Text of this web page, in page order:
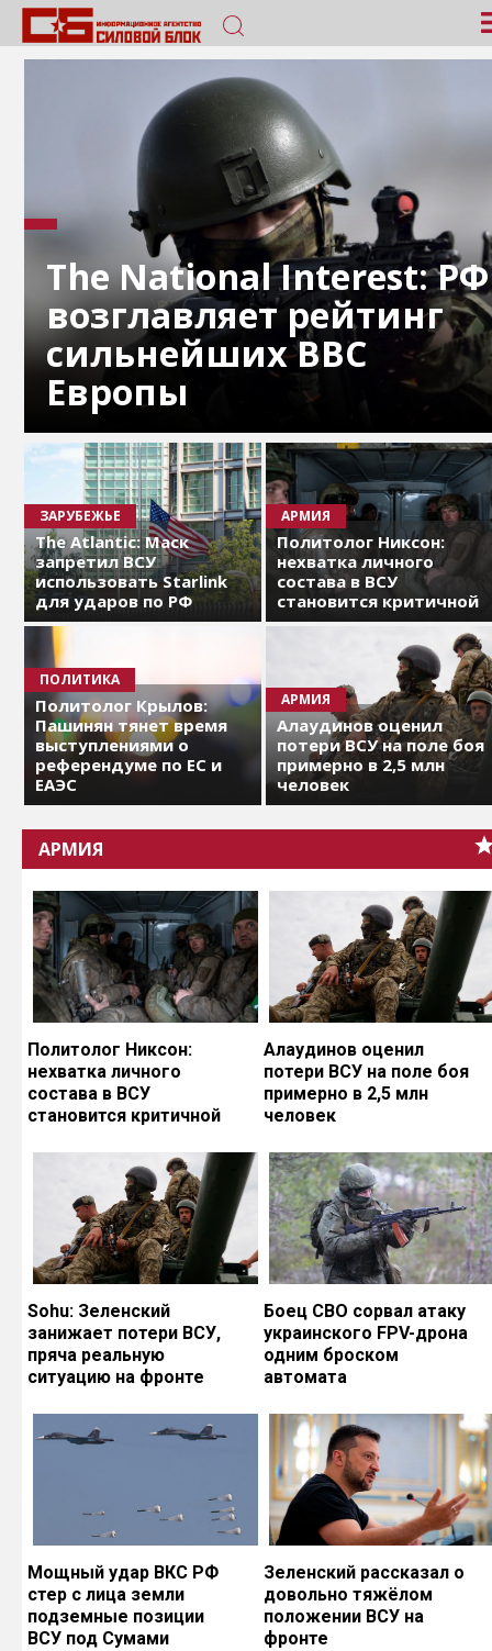
The National Interest: РФ
возглавляет рейтинг
сильнейших ВВС
Европы
ЗАРУБЕЖЬЕ
The Atlantic: Маск
запретил ВСУ
использовать Starlink
для ударов по РФ
АРМИЯ
Политолог Никсон:
нехватка личного
состава в ВСУ
становится критичной
ПОЛИТИКА
Политолог Крылов:
Пашинян тянет время
выступлениями о
референдуме по ЕС и
ЕАЭС
АРМИЯ
Алаудинов оценил
потери ВСУ на поле боя
примерно в 2,5 млн
человек
АРМИЯ
Политолог Никсон:
нехватка личного
состава в ВСУ
становится критичной
Алаудинов оценил
потери ВСУ на поле боя
примерно в 2,5 млн
человек
Sohu: Зеленский
занижает потери ВСУ,
пряча реальную
ситуацию на фронте
Боец СВО сорвал атаку
украинского FPV-дрона
одним броском
автомата
Мощный удар ВКС РФ
стер с лица земли
подземные позиции
ВСУ под Сумами
Зеленский рассказал о
довольно тяжёлом
положении ВСУ на
фронте